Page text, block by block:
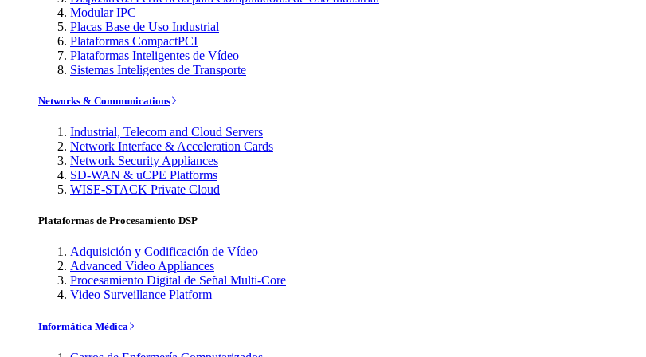
Modular IPC
Placas Base de Uso Industrial
Plataformas CompactPCI
Plataformas Inteligentes de Vídeo
Sistemas Inteligentes de Transporte
Networks & Communications
Industrial, Telecom and Cloud Servers
Network Interface & Acceleration Cards
Network Security Appliances
SD-WAN & uCPE Platforms
WISE-STACK Private Cloud
Plataformas de Procesamiento DSP
Adquisición y Codificación de Vídeo
Advanced Video Appliances
Procesamiento Digital de Señal Multi-Core
Video Surveillance Platform
Informática Médica